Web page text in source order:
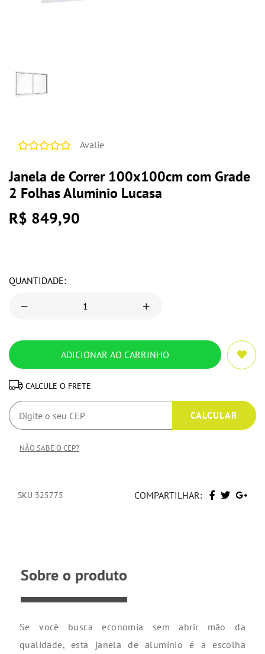
Avalie
Janela de Correr 100x100cm com Grade
2 Folhas Aluminio Lucasa
R$ 849,90
QUANTIDADE:
CALCULE O FRETE
NÃO SABE O CEP?
SKU 325775 COMPARTILHAR:
Sobre o produto
Se você busca economia sem abrir mão da
qualidade, esta janela de alumínio é a escolha